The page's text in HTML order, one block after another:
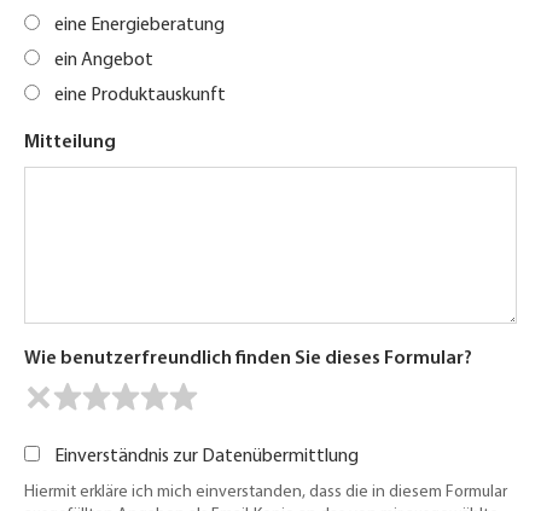
eine Energieberatung
ein Angebot
eine Produktauskunft
Mitteilung
Wie benutzerfreundlich finden Sie dieses Formular?
Einverständnis zur Datenübermittlung
Hiermit erkläre ich mich einverstanden, dass die in diesem Formular